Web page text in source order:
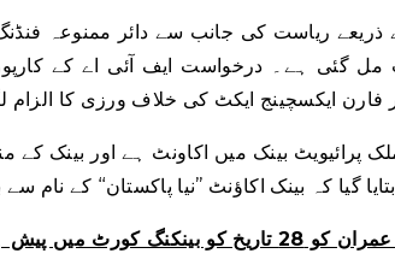
ذریعے ریاست کی جانب سے دائر ممنوعہ
گئی ہے۔ درخواست ایف آئی اے کے
ایکسچینج ایکٹ کی خلاف ورزی کا الزام
پرائیویٹ بینک میں اکاونٹ ہے اور بینک کے
کہ بینک اکاؤنٹ ’’نیا پاکستان‘‘ کے نام سے
میں پیش ہونے کا کہا